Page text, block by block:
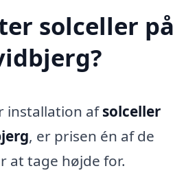
solceller på
installation afsolceller
, er prisen én af de
at tage højde for.